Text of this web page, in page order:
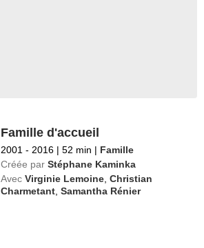
Famille d'accueil
2001 - 2016 | 52 min | Famille
Créée par Stéphane Kaminka
Avec Virginie Lemoine,Christian
Charmetant,Samantha Rénier